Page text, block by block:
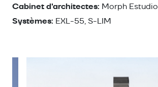
Cabinet d'architectes: Morph Estudio
Systèmes: EXL-55, S-LIM